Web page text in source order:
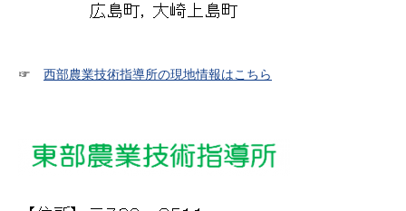
☞ 西部農業技術指導所の現地情報はこちら